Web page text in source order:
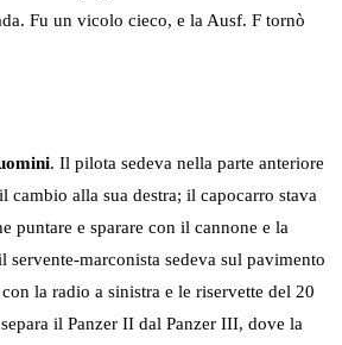
Fu un vicolo cieco, e la Ausf. F tornò
. Il pilota sedeva nella parte anteriore
cambio alla sua destra; il capocarro stava
puntare e sparare con il cannone e la
servente-marconista sedeva sul pavimento
la radio a sinistra e le riservette del 20
il Panzer II dal Panzer III, dove la